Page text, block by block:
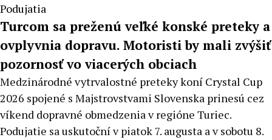
Podujatia
Turcom sa preženú veľké konské preteky a
ovplyvnia dopravu. Motoristi by mali zvýšiť
pozornosť vo viacerých obciach
Medzinárodné vytrvalostné preteky koní Crystal Cup
2026 spojené s Majstrovstvami Slovenska prinesú cez
víkend dopravné obmedzenia v regióne Turiec.
Podujatie sa uskutoční v piatok 7. augusta a v sobotu 8.